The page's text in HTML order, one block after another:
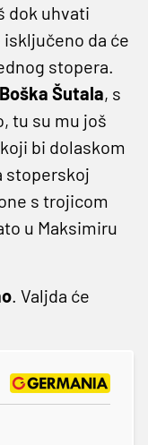
dok uhvati
da će
stopera.
Šutala, s
tu su mu još
koji bi dolaskom
stoperskoj
s trojicom
u Maksimiru
. Valjda će